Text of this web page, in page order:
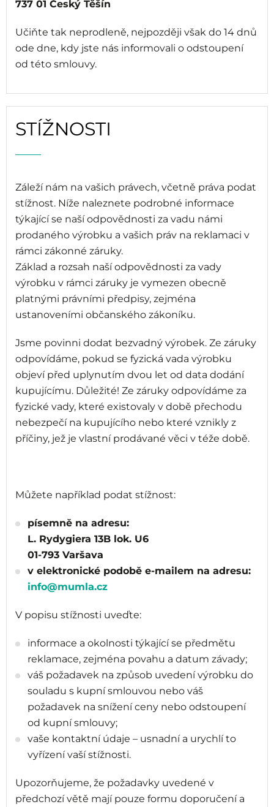
737 01 Český Těšín
Učiňte tak neprodleně, nejpozději však do 14 dnů
ode dne, kdy jste nás informovali o odstoupení
od této smlouvy.
STÍŽNOSTI
Záleží nám na vašich právech, včetně práva podat
stížnost. Níže naleznete podrobné informace
týkající se naší odpovědnosti za vadu námi
prodaného výrobku a vašich práv na reklamaci v
rámci zákonné záruky.
Základ a rozsah naší odpovědnosti za vady
výrobku v rámci záruky je vymezen obecně
platnými právními předpisy, zejména
ustanoveními občanského zákoníku.
Jsme povinni dodat bezvadný výrobek. Ze záruky
odpovídáme, pokud se fyzická vada výrobku
objeví před uplynutím dvou let od data dodání
kupujícímu. Důležité! Ze záruky odpovídáme za
fyzické vady, které existovaly v době přechodu
nebezpečí na kupujícího nebo které vznikly z
příčiny, jež je vlastní prodávané věci v téže době.
Můžete například podat stížnost:
písemně na adresu:
L. Rydygiera 13B lok. U6
01-793 Varšava
v elektronické podobě e-mailem na adresu:
info@mumla.cz
V popisu stížnosti uveďte:
informace a okolnosti týkající se předmětu
reklamace, zejména povahu a datum závady;
váš požadavek na způsob uvedení výrobku do
souladu s kupní smlouvou nebo váš
požadavek na snížení ceny nebo odstoupení
od kupní smlouvy;
vaše kontaktní údaje – usnadní a urychlí to
vyřízení vaší stížnosti.
Upozorňujeme, že požadavky uvedené v
předchozí větě mají pouze formu doporučení a